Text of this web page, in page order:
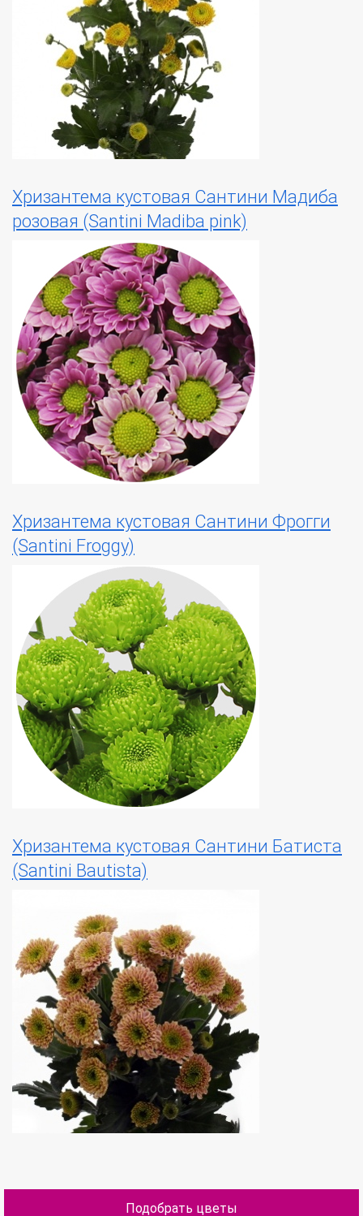
Хризантема кустовая Сантини Мадиба
розовая (Santini Madiba pink)
Хризантема кустовая Сантини Фрогги
(Santini Froggy)
Хризантема кустовая Сантини Батиста
(Santini Bautista)
Подобрать цветы